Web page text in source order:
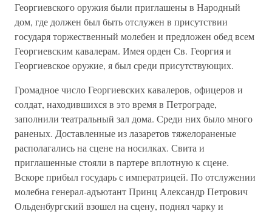
Георгиевского оружия были приглашены в Народный
дом, где должен был быть отслужен в присутствии
государя торжественный молебен и предложен обед всем
Георгиевским кавалерам. Имея орден Св. Георгия и
Георгиевское оружие, я был среди присутствующих.
Громадное число Георгиевских кавалеров, офицеров и
солдат, находившихся в это время в Петрограде,
заполнили театральный зал дома. Среди них было много
раненых. Доставленные из лазаретов тяжелораненые
располагались на сцене на носилках. Свита и
приглашенные стояли в партере вплотную к сцене.
Вскоре прибыл государь с императрицей. По отслужении
молебна генерал-адъютант Принц Александр Петрович
Ольденбургский взошел на сцену, поднял чарку и